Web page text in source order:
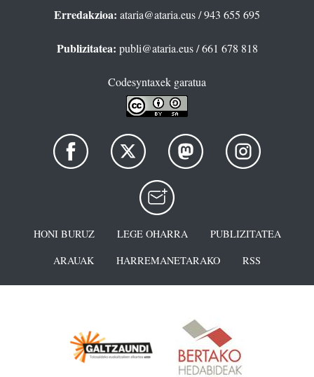
Erredakzioa: ataria@ataria.eus/ 943 655 695
Publizitatea: publi@ataria.eus/ 661 678 818
Codesyntaxek garatua
HONI BURUZ LEGE OHARRA
PUBLIZITATEA
ARAUAK
HARREMANETARAKO RSS